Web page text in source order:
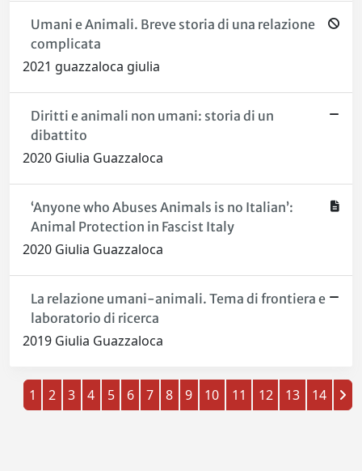
Umani e Animali. Breve storia di una relazione
complicata
2021 guazzaloca giulia
Diritti e animali non umani: storia di un
dibattito
2020 Giulia Guazzaloca
‘Anyone who Abuses Animals is no Italian’:
Animal Protection in Fascist Italy
2020 Giulia Guazzaloca
La relazione umani-animali. Tema di frontiera e
laboratorio di ricerca
2019 Giulia Guazzaloca
1 2 3 4 5 6 7 8 9 10 11 12 13 14